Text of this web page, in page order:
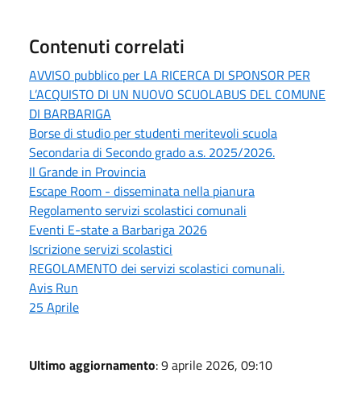
Contenuti correlati
AVVISO pubblico per LA RICERCA DI SPONSOR PER
L’ACQUISTO DI UN NUOVO SCUOLABUS DEL COMUNE
DI BARBARIGA
Borse di studio per studenti meritevoli scuola
Secondaria di Secondo grado a.s. 2025/2026.
Il Grande in Provincia
Escape Room - disseminata nella pianura
Regolamento servizi scolastici comunali
Eventi E-state a Barbariga 2026
Iscrizione servizi scolastici
REGOLAMENTO dei servizi scolastici comunali.
Avis Run
25 Aprile
Ultimo aggiornamento: 9 aprile 2026, 09:10